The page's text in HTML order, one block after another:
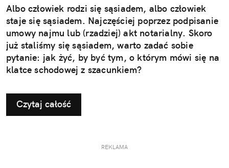
Albo człowiek rodzi się sąsiadem, albo człowiek
staje się sąsiadem. Najczęściej poprzez podpisanie
umowy najmu lub (rzadziej) akt notarialny. Skoro
już staliśmy się sąsiadem, warto zadać sobie
pytanie: jak żyć, by być tym, o którym mówi się na
klatce schodowej z szacunkiem?
Czytaj całość
REKLAMA